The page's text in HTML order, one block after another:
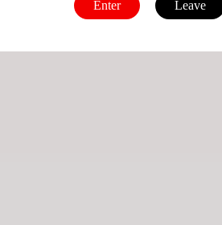
Enter Leave